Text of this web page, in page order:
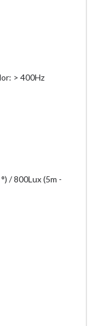
> 400Hz
/ 800Lux (5m -